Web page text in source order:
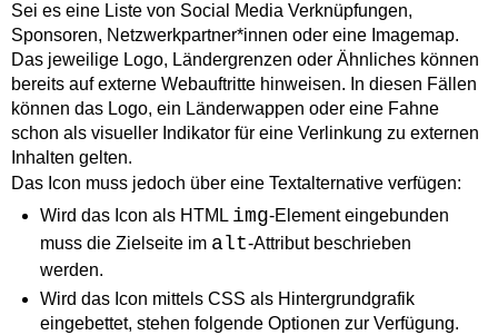
Sei es eine Liste von Social Media Verknüpfungen,
Sponsoren, Netzwerkpartner*innen oder eine Imagemap.
Das jeweilige Logo, Ländergrenzen oder Ähnliches können
bereits auf externe Webauftritte hinweisen. In diesen Fällen
können das Logo, ein Länderwappen oder eine Fahne
schon als visueller Indikator für eine Verlinkung zu externen
Inhalten gelten.
Das Icon muss jedoch über eine Textalternative verfügen:
Wird das Icon als HTML img-Element eingebunden
muss die Zielseite im alt-Attribut beschrieben
werden.
Wird das Icon mittels CSS als Hintergrundgrafik
eingebettet, stehen folgende Optionen zur Verfügung.